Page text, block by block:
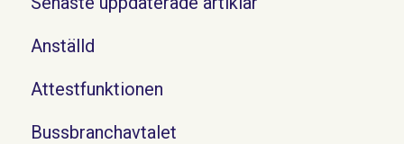
Anställd
Attestfunktionen
Bussbranchavtalet